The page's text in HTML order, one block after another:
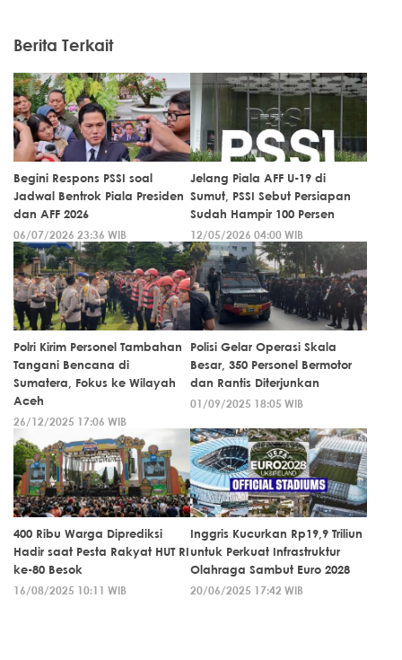
Berita Terkait
Begini Respons PSSI soal
Jadwal Bentrok Piala Presiden
dan AFF 2026
06/07/2026 23:36 WIB
Jelang Piala AFF U-19 di
Sumut, PSSI Sebut Persiapan
Sudah Hampir 100 Persen
12/05/2026 04:00 WIB
Polri Kirim Personel Tambahan
Tangani Bencana di
Sumatera, Fokus ke Wilayah
Aceh
26/12/2025 17:06 WIB
Polisi Gelar Operasi Skala
Besar, 350 Personel Bermotor
dan Rantis Diterjunkan
01/09/2025 18:05 WIB
400 Ribu Warga Diprediksi
Hadir saat Pesta Rakyat HUT RI
ke-80 Besok
16/08/2025 10:11 WIB
Inggris Kucurkan Rp19,9 Triliun
untuk Perkuat Infrastruktur
Olahraga Sambut Euro 2028
20/06/2025 17:42 WIB